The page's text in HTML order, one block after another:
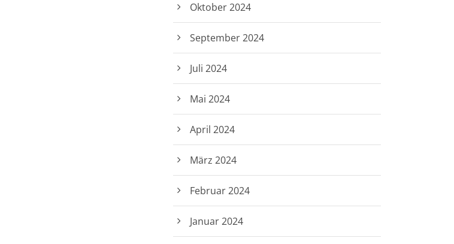
Oktober 2024
September 2024
Juli 2024
Mai 2024
April 2024
März 2024
Februar 2024
Januar 2024